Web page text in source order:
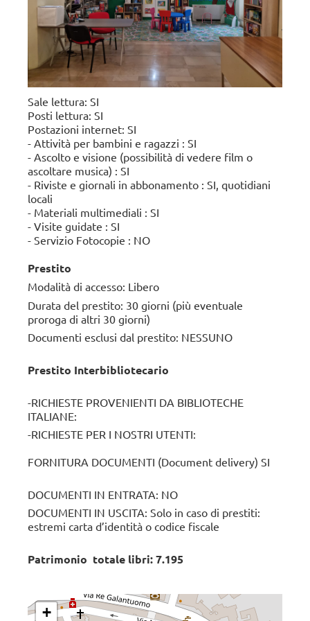
Sale lettura: SI
Posti lettura: SI
Postazioni internet: SI
- Attività per bambini e ragazzi : SI
- Ascolto e visione (possibilità di vedere film o
ascoltare musica) : SI
- Riviste e giornali in abbonamento : SI, quotidiani
locali
- Materiali multimediali : SI
- Visite guidate : SI
- Servizio Fotocopie : NO
Prestito
Modalità di accesso: Libero
Durata del prestito: 30 giorni (più eventuale
proroga di altri 30 giorni)
Documenti esclusi dal prestito: NESSUNO
Prestito Interbibliotecario
-RICHIESTE PROVENIENTI DA BIBLIOTECHE
ITALIANE:
-RICHIESTE PER I NOSTRI UTENTI:
FORNITURA DOCUMENTI (Document delivery) SI
DOCUMENTI IN ENTRATA: NO
DOCUMENTI IN USCITA: Solo in caso di prestiti:
estremi carta d’identità o codice fiscale
Patrimonio totale libri: 7.195
+